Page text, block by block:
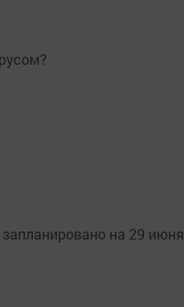
на 29 июня.